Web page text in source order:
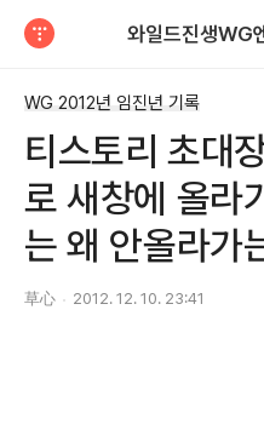
WG 2012년 임진년 기록
티스토리 초대
로 새창에 올라
는 왜 안올라가
草心 2012. 12. 10. 23:41